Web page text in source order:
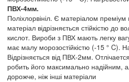
ПВХ-4мм.
Поліхлорвініл. Є матеріалом преміум
матеріал відрізняється стійкістю до
кислот. Вироби з ПВХ мають легку
має малу морозостійкістю (-15 ° C).
Відрізняється від ПВХ-2мм.
робить його максимально надійним,
дорожче, ніж інші матеріали